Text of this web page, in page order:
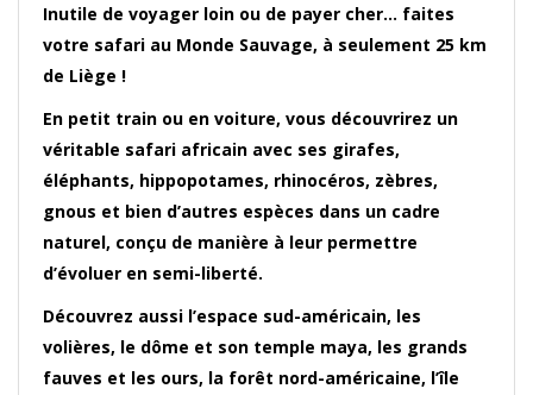
Inutile de voyager loin ou de payer cher… faites
votre safari au Monde Sauvage, à seulement 25 km
de Liège !
En petit train ou en voiture, vous découvrirez un
véritable safari africain avec ses girafes,
éléphants, hippopotames, rhinocéros, zèbres,
gnous et bien d’autres espèces dans un cadre
naturel, conçu de manière à leur permettre
d’évoluer en semi-liberté.
Découvrez aussi l’espace sud-américain, les
volières, le dôme et son temple maya, les grands
fauves et les ours, la forêt nord-américaine, l’île